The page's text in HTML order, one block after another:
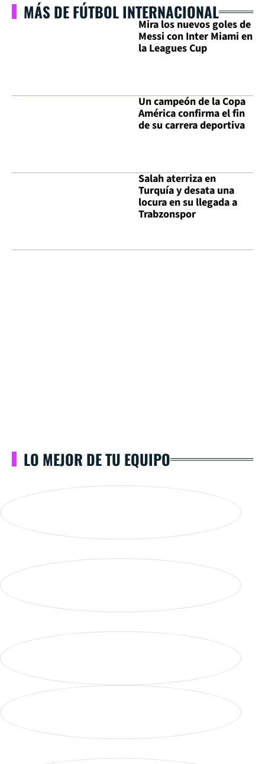
MÁS DE FÚTBOL INTERNACIONAL
Mira los nuevos goles de
Messi con Inter Miami en
la Leagues Cup
Un campeón de la Copa
América confirma el fin
de su carrera deportiva
Salah aterriza en
Turquía y desata una
locura en su llegada a
Trabzonspor
LO MEJOR DE TU EQUIPO